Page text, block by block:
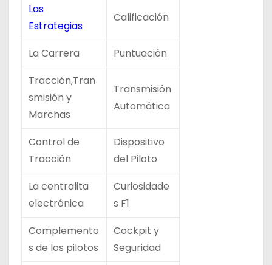
Las
Estrategias
Calificación
La Carrera
Puntuación
Tracción,Tran
smisión y
Marchas
Transmisión
Automática
Control de
Tracción
Dispositivo
del Piloto
La centralita
electrónica
Curiosidade
s F1
Complemento
s de los pilotos
Cockpit y
Seguridad